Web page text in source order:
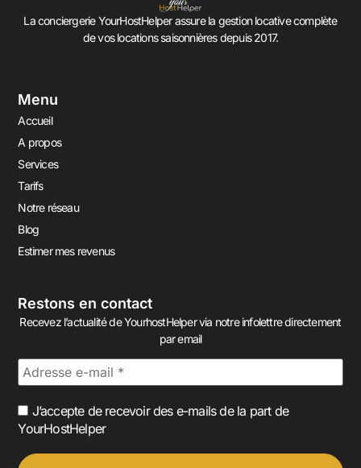
La conciergerie YourHostHelper assure la gestion locative complète
de vos locations saisonnières depuis 2017.
Menu
Accueil
A propos
Services
Tarifs
Notre réseau
Blog
Estimer mes revenus
Restons en contact
Recevez l’actualité de YourhostHelper via notre infolettre directement
par email
J’accepte de recevoir des e-mails de la part de
YourHostHelper